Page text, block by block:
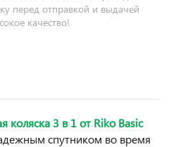
перед отправкой и выдачей
качество!
коляска 3 в 1 от Riko Basic
спутником во время